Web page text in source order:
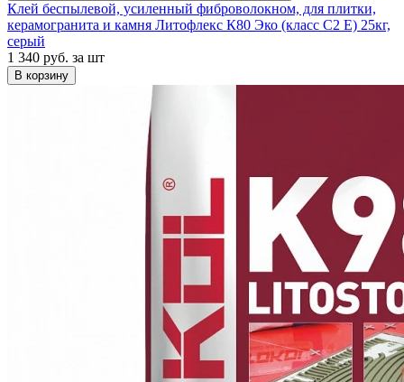
Клей беспылевой, усиленный фиброволокном, для плитки,
керамогранита и камня Литофлекс К80 Эко (класс С2 Е) 25кг,
серый
1 340 руб. за шт
В корзину